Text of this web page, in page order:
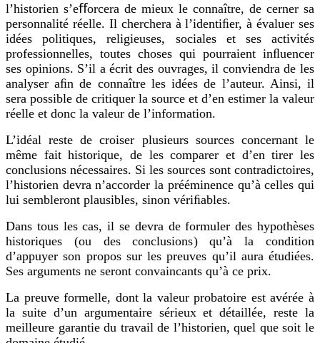
l’historien s’eﬀorcera de mieux le connaître, de cerner sa
personnalité réelle. Il cherchera à l’identiﬁer, à évaluer ses
idées politiques, religieuses, sociales et ses activités
professionnelles, toutes choses qui pourraient inﬂuencer
ses opinions. S’il a écrit des ouvrages, il conviendra de les
analyser aﬁn de connaître les idées de l’auteur. Ainsi, il
sera possible de critiquer la source et d’en estimer la valeur
réelle et donc la valeur de l’information.
L’idéal reste de croiser plusieurs sources concernant le
même fait historique, de les comparer et d’en tirer les
conclusions nécessaires. Si les sources sont contradictoires,
l’historien devra n’accorder la prééminence qu’à celles qui
lui sembleront plausibles, sinon vériﬁables.
Dans tous les cas, il se devra de formuler des hypothèses
historiques (ou des conclusions) qu’à la condition
d’appuyer son propos sur les preuves qu’il aura étudiées.
Ses arguments ne seront convaincants qu’à ce prix.
La preuve formelle, dont la valeur probatoire est avérée à
la suite d’un argumentaire sérieux et détaillée, reste la
meilleure garantie du travail de l’historien, quel que soit le